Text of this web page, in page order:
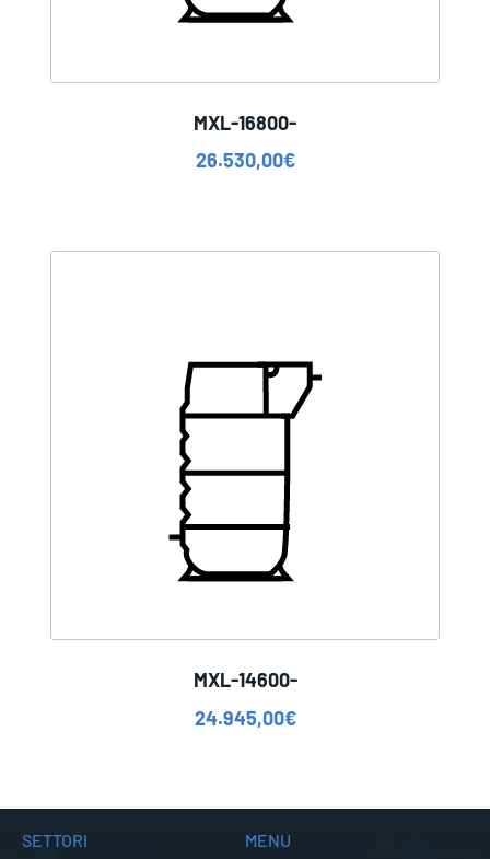
MXL-16800-
26.530,00€
MXL-14600-
24.945,00€
SETTORI MENU